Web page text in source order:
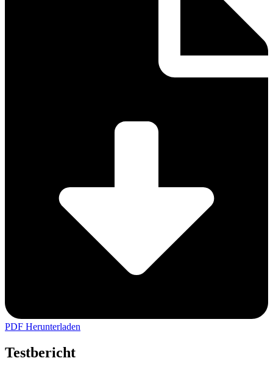
PDF Herunterladen
Testbericht